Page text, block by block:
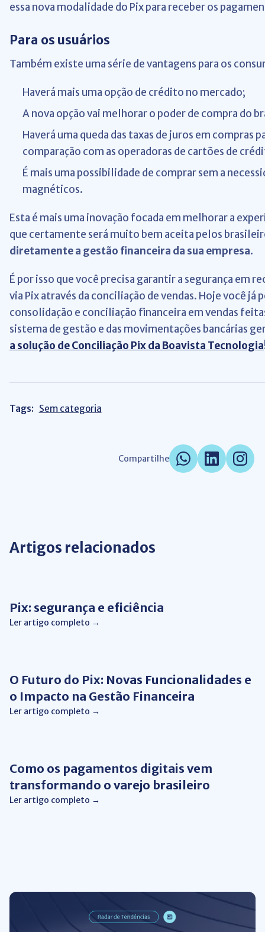
essa nova modalidade do Pix para receber os
Para os usuários
Também existe uma série de vantagens para os
Haverá mais uma opção de crédito no mercado;
A nova opção vai melhorar o poder de compra do
Haverá uma queda das taxas de juros em compras
comparação com as operadoras de cartões de
É mais uma possibilidade de comprar sem a
magnéticos.
Esta é mais uma inovação focada em melhorar a
que certamente será muito bem aceita pelos
diretamente a gestão financeira da sua empresa.
É por isso que você precisa garantir a segurança em
via Pix através da conciliação de vendas. Hoje você já
consolidação e conciliação financeira em vendas
sistema de gestão e das movimentações bancárias
a solução de Conciliação Pix da Boavista Tecnologia
Tags: Sem categoria
Compartilhe
Artigos relacionados
Pix: segurança e eficiência
Ler artigo completo →
O Futuro do Pix: Novas Funcionalidades e
o Impacto na Gestão Financeira
Ler artigo completo →
Como os pagamentos digitais vem
transformando o varejo brasileiro
Ler artigo completo →